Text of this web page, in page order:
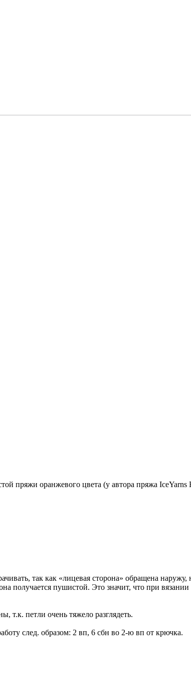
пряжи оранжевого цвета (у автора пряжа IceYarns
так как «лицевая сторона» обращена
пушистой. Это значит, что при вязании
т.к. петли очень тяжело разглядеть.
след. образом: 2 вп, 6 сбн во 2-ю вп от крючка.